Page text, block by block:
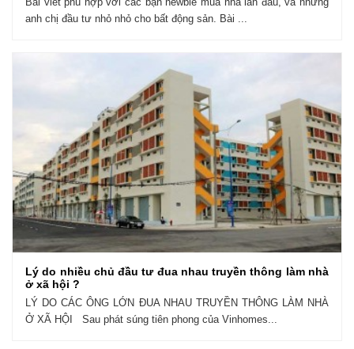
anh chị đầu tư nhỏ nhỏ cho bất động sản. Bài ...
Lý do nhiều chủ đầu tư đua nhau truyền thông làm nhà
ở xã hội ?
LÝ DO CÁC ÔNG LỚN ĐUA NHAU TRUYỀN THÔNG LÀM NHÀ
Ở XÃ HỘI Sau phát súng tiên phong của Vinhomes...